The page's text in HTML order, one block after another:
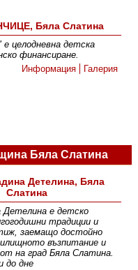
Бяла Слатина
целодневна детска
финансиране.
Информация
Галерия
Бяла Слатина
Детелина, Бяла
Слатина
Детелина е детско
традиции и
заемащо достойно
възпитание и
на град Бяла Слатина.
до дне